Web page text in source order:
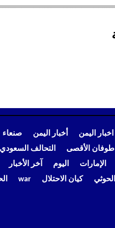
اخبار اليمن أخبار اليمن صنعاء
طوفان الأقصى التحالف السعودي
الإمارات اليوم آخر الأخبار
الحوثي كيان الاحتلال war